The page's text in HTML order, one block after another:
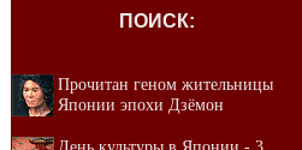
ПОИСК:
Прочитан геном жительницы
Японии эпохи Дзёмон